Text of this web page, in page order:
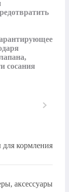
сосания
для кормления
аксессуары